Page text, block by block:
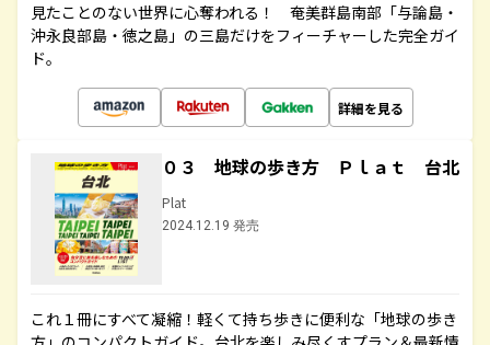
見たことのない世界に心奪われる！ 奄美群島南部「与論島・
沖永良部島・徳之島」の三島だけをフィーチャーした完全ガイ
ド。
詳細を見る
０３ 地球の歩き方 Ｐｌａｔ 台北
Plat
2024.12.19 発売
これ１冊にすべて凝縮！軽くて持ち歩きに便利な「地球の歩き